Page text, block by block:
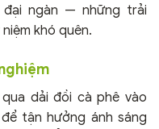
đại ngàn — những trải
khó quên.
dải đồi cà phê vào
tận hưởng ánh sáng